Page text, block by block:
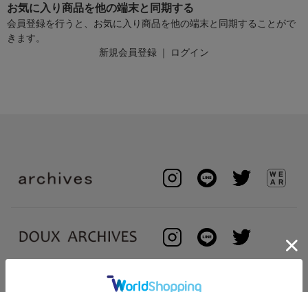
お気に入り商品を他の端末と同期する
会員登録を行うと、お気に入り商品を他の端末と同期することがで
きます。
新規会員登録 ｜ ログイン